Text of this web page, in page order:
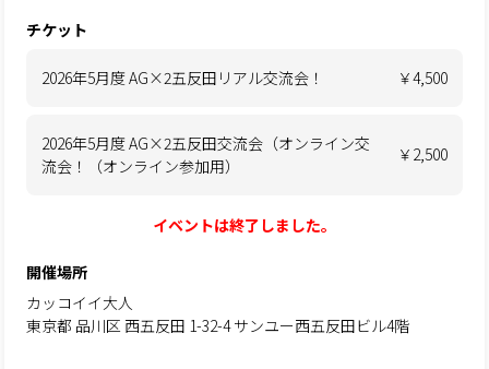
チケット
2026年5月度 AG×2五反田リアル交流会！ ￥4,500
2026年5月度 AG×2五反田交流会（オンライン交
流会！（オンライン参加用）
￥2,500
イベントは終了しました。
開催場所
カッコイイ大人
東京都 品川区 西五反田 1-32-4 サンユー西五反田ビル4階